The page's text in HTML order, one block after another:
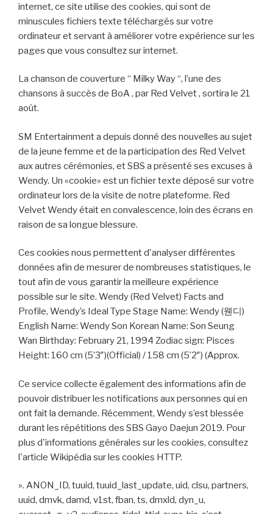
internet, ce site utilise des cookies, qui sont de
minuscules fichiers texte téléchargés sur votre
ordinateur et servant à améliorer votre expérience sur les
pages que vous consultez sur internet.
La chanson de couverture “ Milky Way “, l’une des
chansons à succès de BoA , par Red Velvet , sortira le 21
août.
SM Entertainment a depuis donné des nouvelles au sujet
de la jeune femme et de la participation des Red Velvet
aux autres cérémonies, et SBS a présenté ses excuses à
Wendy. Un «cookie» est un fichier texte déposé sur votre
ordinateur lors de la visite de notre plateforme. Red
Velvet Wendy était en convalescence, loin des écrans en
raison de sa longue blessure.
Ces cookies nous permettent d'analyser différentes
données afin de mesurer de nombreuses statistiques, le
tout afin de vous garantir la meilleure expérience
possible sur le site. Wendy (Red Velvet) Facts and
Profile, Wendy’s Ideal Type Stage Name: Wendy (웬디)
English Name: Wendy Son Korean Name: Son Seung
Wan Birthday: February 21, 1994 Zodiac sign: Pisces
Height: 160 cm (5’3″)(Official) / 158 cm (5’2″) (Approx.
Ce service collecte également des informations afin de
pouvoir distribuer les notifications aux personnes qui en
ont fait la demande. Récemment, Wendy s’est blessée
durant les répétitions des SBS Gayo Daejun 2019. Pour
plus d'informations générales sur les cookies, consultez
l'article Wikipédia sur les cookies HTTP.
». ANON_ID, tuuid, tuuid_last_update, uid, clsu, partners,
uuid, dmvk, damd, v1st, fban, ts, dmxld, dyn_u,